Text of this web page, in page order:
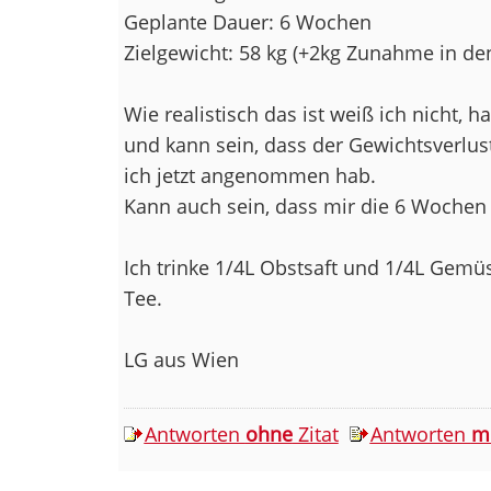
Geplante Dauer: 6 Wochen
Zielgewicht: 58 kg (+2kg Zunahme in
Wie realistisch das ist weiß ich nicht,
und kann sein, dass der
ich jetzt angenommen hab.
Kann auch sein, dass mir die 6
Ich trinke 1/4L Obstsaft und 1/4L
Tee.
LG aus Wien
Antworten ohneZitat Antworten